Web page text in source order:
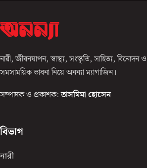
নারী, জীবনযাপন, স্বাস্থ্য, সংস্কৃতি, সাহিত্য, বিনোদন ও
সমসাময়িক ভাবনা নিয়ে অনন্যা ম্যাগাজিন।
সম্পাদক ও প্রকাশক: তাসমিমা হোসেন
বিভাগ
নারী